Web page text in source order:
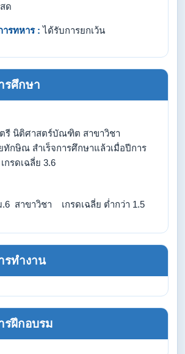
ด
ารทหาร : ได้รับการยกเว้น
รศึกษา
นิติศาสตร์บัณฑิต สาขาวิชา
ทักษิณ สำเร็จการศึกษาแล้วเมื่อปีการ
กรดเฉลี่ย 3.6
สาขาวิชา เกรดเฉลี่ย ต่ำกว่า 1.5
รทำงาน
รฝึกอบรม